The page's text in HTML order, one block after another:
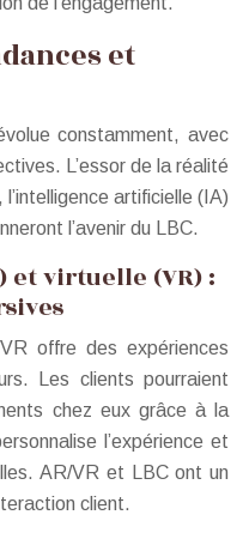
et
constamment, avec
L’essor de la réalité
artificielle (IA)
l’avenir du LBC.
et virtuelle (VR) :
VR offre des expériences
Les clients pourraient
chez eux grâce à la
l’expérience et
AR/VR et LBC ont un
client.